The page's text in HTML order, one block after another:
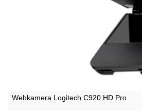
Webkamera Logitech C920 HD Pro